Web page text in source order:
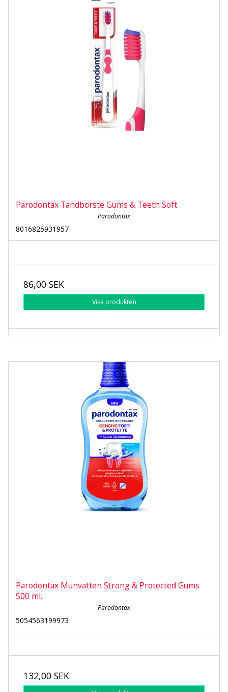
Parodontax Tandborste Gums & Teeth Soft
Parodontax
8016825931957
86,00 SEK
Visa produkten
Parodontax Munvatten Strong & Protected Gums
500 ml.
Parodontax
5054563199973
132,00 SEK